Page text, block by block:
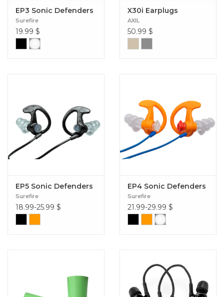
EP3 Sonic Defenders
Surefire
19.99 $
X30i Earplugs
AXIL
50.99 $
EP5 Sonic Defenders
Surefire
18.99-25.99 $
EP4 Sonic Defenders
Surefire
21.99-29.99 $